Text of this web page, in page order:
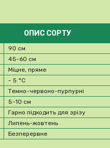
ОПИС СОРТУ
90 см
45-60 см
Міцне, пряме
- 5 °C
Темно-червоно-пурпурні
5-10 см
Гарно підходить для зрізу
Липень-жовтень
Безперервне